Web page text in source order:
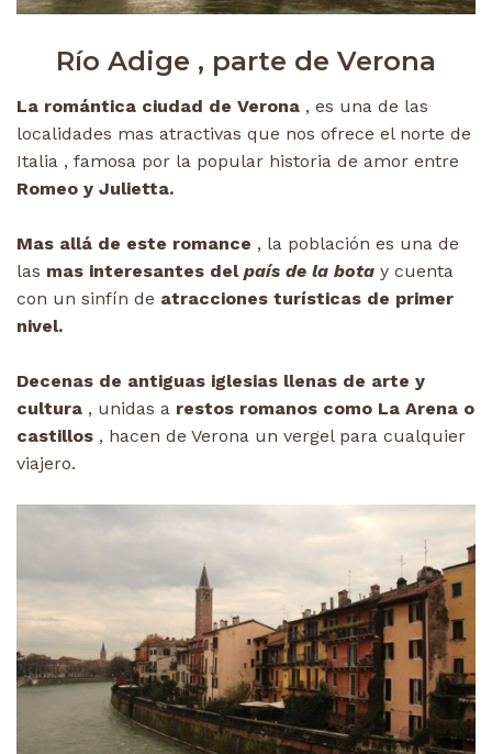
Río Adige , parte de Verona
La romántica ciudad de Verona , es una de las
localidades mas atractivas que nos ofrece el norte de
Italia , famosa por la popular historia de amor entre
Romeo y Julietta.
Mas allá de este romance , la población es una de
las mas interesantes delpaís de la bota y cuenta
con un sinfín de atracciones turísticas de primer
nivel.
Decenas de antiguas iglesias llenas de arte y
cultura , unidas a restos romanos como La Arena o
castillos , hacen de Verona un vergel para cualquier
viajero.